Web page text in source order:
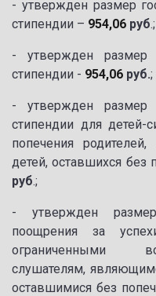
- утвержден размер
стипендии – 954,06 руб.;
- утвержден размер
стипендии - 954,06 руб.;
- утвержден размер
стипендии для детей-
попечения
детей, оставшихся без
руб.;
- утвержден
поощрения за
ограниченными
слушателям,
оставшимися без